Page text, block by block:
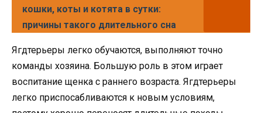
кошки, коты и котята в сутки:
причины такого длительного сна
Ягдтерьеры легко обучаются, выполняют точно
команды хозяина. Большую роль в этом играет
воспитание щенка с раннего возраста. Ягдтерьеры
легко приспосабливаются к новым условиям,